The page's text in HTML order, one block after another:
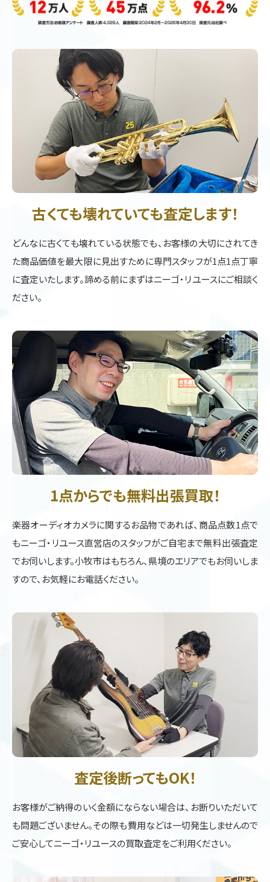
古くても壊れていても査定します！
どんなに古くても壊れている状態でも、お客様の大切にされてき
た商品価値を最大限に見出すために専門スタッフが1点1点丁寧
に査定いたします。諦める前にまずはニーゴ・リユースにご相談く
ださい。
1点からでも無料出張買取！
楽器オーディオカメラに関するお品物であれば、商品点数1点で
もニーゴ・リユース直営店のスタッフがご自宅まで無料出張査定
でお伺いします。小牧市はもちろん、県境のエリアでもお伺いしま
すので、お気軽にお電話ください。
査定後断ってもOK！
お客様がご納得のいく金額にならない場合は、お断りいただいて
も問題ございません。その際も費用などは一切発生しませんので
ご安心してニーゴ・リユースの買取査定をご利用ください。